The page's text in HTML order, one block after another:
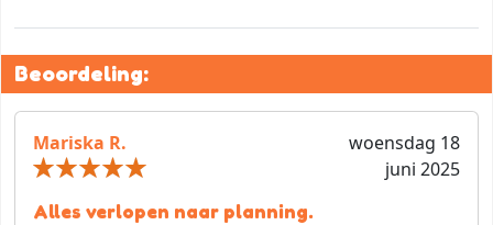
Beoordeling:
Mariska R.
woensdag 18
juni 2025
Alles verlopen naar planning.